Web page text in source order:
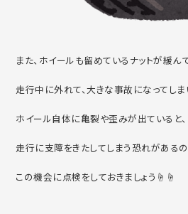
また、ホイールも留めているナットが緩ん
走行中に外れて、大きな事故になってしま
ホイール自体に亀裂や歪みが出ていると、
走行に支障をきたしてしまう恐れがあるの
この機会に点検をしておきましょう☝☝